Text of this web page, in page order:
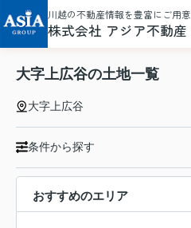
川越の不動産情報を豊富にご用意
株式会社 アジア不動産
大字上広谷の土地一覧
大字上広谷
条件から探す
おすすめのエリア